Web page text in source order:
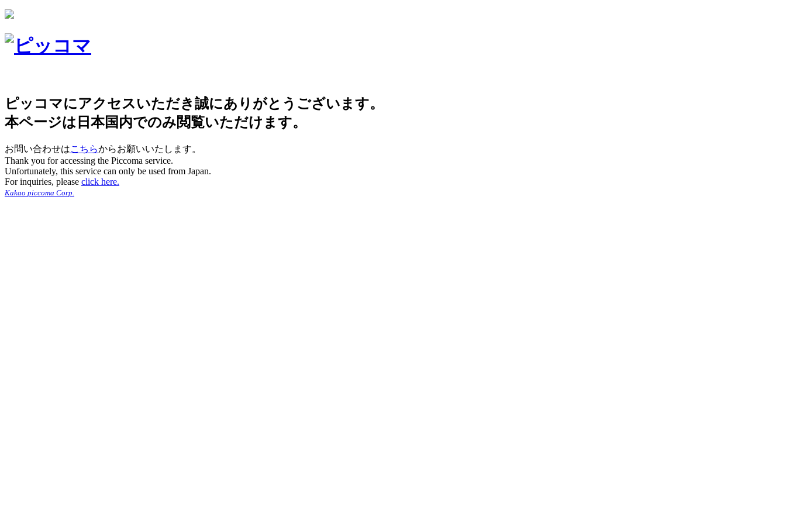
ピッコマにアクセスいただき誠にありがとうございます。
本ページは日本国内でのみ閲覧いただけます。
お問い合わせはこちらからお願いいたします。
Thank you for accessing the Piccoma service.
Unfortunately, this service can only be used from Japan.
For inquiries, please click here.
Kakao piccoma Corp.